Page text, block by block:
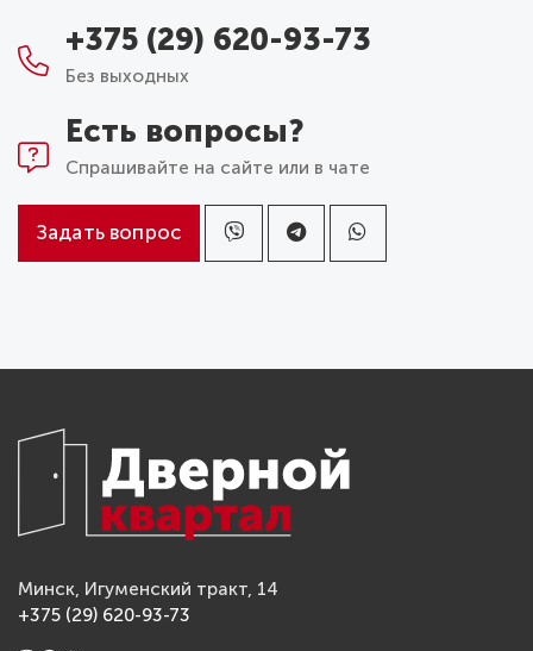
+375 (29) 620-93-73
Без выходных
Есть вопросы?
Спрашивайте на сайте или в чате
Задать вопрос
Минск, Игуменский тракт, 14
+375 (29) 620-93-73